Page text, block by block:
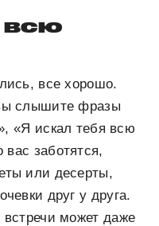
всю
все хорошо.
слышите фразы
«Я искал тебя всю
заботятся,
или десерты,
друг у друга.
может даже